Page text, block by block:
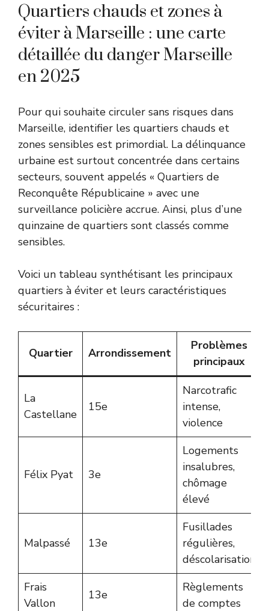
Quartiers chauds et zones à
éviter à Marseille : une carte
détaillée du danger Marseille
en 2025
Pour qui souhaite circuler sans risques dans
Marseille, identifier les quartiers chauds et
zones sensibles est primordial. La délinquance
urbaine est surtout concentrée dans certains
secteurs, souvent appelés « Quartiers de
Reconquête Républicaine » avec une
surveillance policière accrue. Ainsi, plus d’une
quinzaine de quartiers sont classés comme
sensibles.
Voici un tableau synthétisant les principaux
quartiers à éviter et leurs caractéristiques
sécuritaires :
Quartier Arrondissement
Problèmes
principaux
La
Castellane
15e
Narcotrafic
intense,
violence
Félix Pyat 3e
Logements
insalubres,
chômage
élevé
Malpassé 13e
Fusillades
régulières,
déscolarisation
Frais
Vallon
13e
Règlements
de comptes